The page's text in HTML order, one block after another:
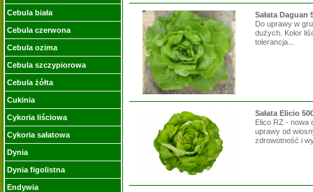
Cebula biała
Cebula czerwona
Cebula ozima
Cebula szczypiorowa
Cebula żółta
Cukinia
Cykoria liściowa
Cykoria sałatowa
Dynia
Dynia figolistna
Endywia
Sałata Daguan
Do uprawy w
dużych. Kolor
tolerancja...
Sałata Elicio
Elico RZ - nowa
uprawy od
zdrowotność i